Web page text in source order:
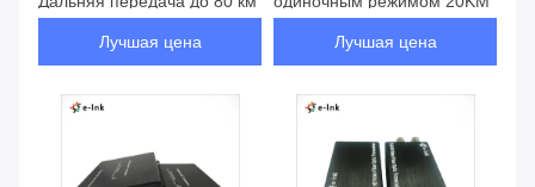
Лучшая цена Лучшая цена